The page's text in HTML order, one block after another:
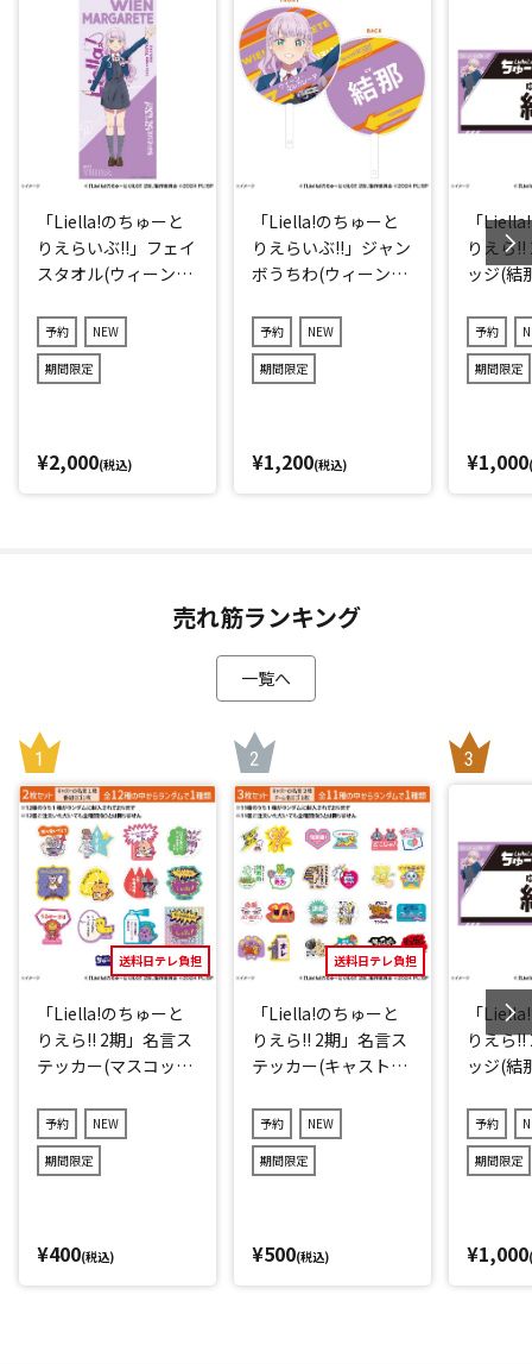
「Liella!のちゅーと
りえらいぶ!!」フェイ
スタオル(ウィーン・
予約 NEW
期間限定
¥2,000(税込)
「Liella!のちゅーと
りえらいぶ!!」ジャン
ボうちわ(ウィーン・
予約 NEW
期間限定
¥1,200(税込)
「
りえら
ッジ(結
予約
期間限定
¥1,000
売れ筋ランキング
一覧へ
送料日テレ負担
「Liella!のちゅーと
りえら!! 2期」名言ス
テッカー(マスコット
(ランダム12種)
予約 NEW
期間限定
¥400(税込)
送料日テレ負担
「Liella!のちゅーと
りえら!! 2期」名言ス
テッカー(キャストve
ム11種)
予約 NEW
期間限定
¥500(税込)
「
りえら
ッジ(結
予約
期間限定
¥1,000